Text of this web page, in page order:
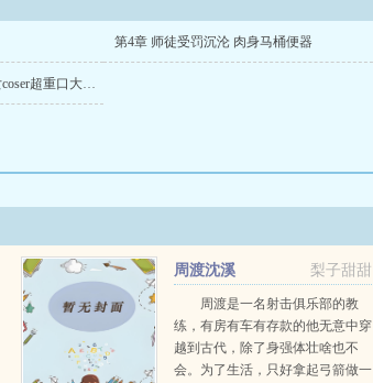
第4章 师徒受罚沉沦 肉身马桶便器
第7章 漫展惊现绝美天使母女coser超重口大尺度表演引爆全场
梨子甜甜
周渡沈溪
周渡是一名射击俱乐部的教
练，有房有车有存款的他无意中穿
越到古代，除了身强体壮啥也不
会。为了生活，只好拿起弓箭做一